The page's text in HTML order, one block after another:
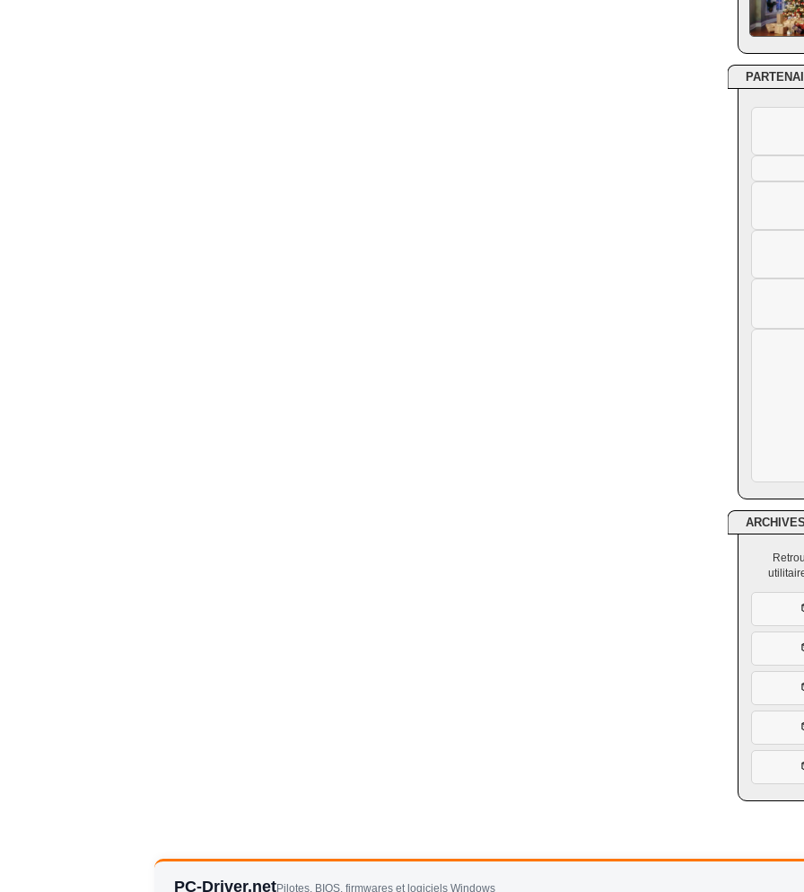
PC-Driver.netPilotes, BIOS, firmwares et logiciels Windows